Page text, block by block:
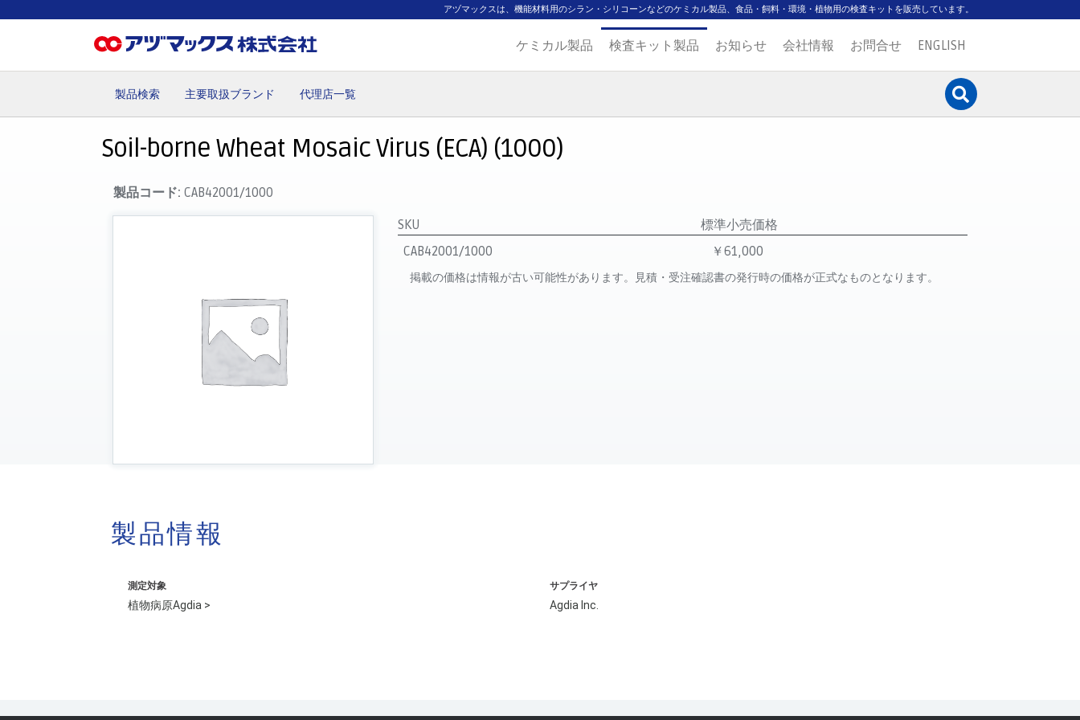
アヅマックスは、機能材料用のシラン・シリコーンなどのケミカル製品、食品・飼料・環境・植物用の検査キットを販売しています。
ケミカル製品 検査キット製品 お知らせ 会社情報 お問合せ ENGLISH
製品検索 主要取扱ブランド 代理店一覧
Soil-borne Wheat Mosaic Virus (ECA) (1000)
製品コード:CAB42001/1000
SKU
標準小売価格
CAB42001/1000
￥61,000
掲載の価格は情報が古い可能性があります。見積・受注確認書の発行時の価格が正式なものとなります。
製品情報
測定対象
植物病原Agdia >
サプライヤ
Agdia Inc.